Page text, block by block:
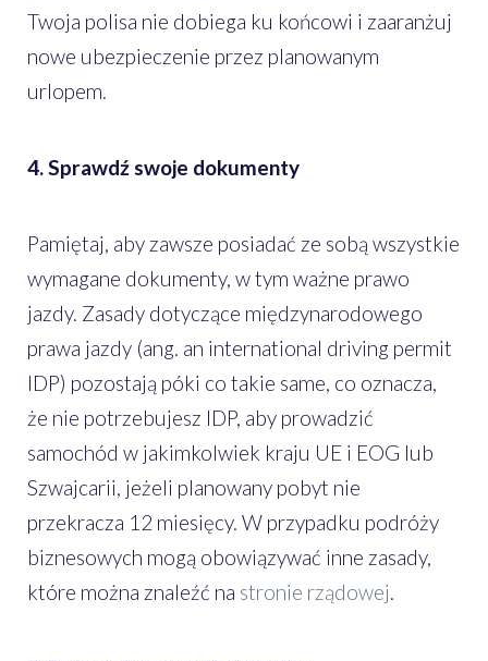
Twoja polisa nie dobiega ku końcowi i zaaranżuj
nowe ubezpieczenie przez planowanym
urlopem.
4. Sprawdź swoje dokumenty
Pamiętaj, aby zawsze posiadać ze sobą wszystkie
wymagane dokumenty, w tym ważne prawo
jazdy. Zasady dotyczące międzynarodowego
prawa jazdy (ang. an international driving permit
IDP) pozostają póki co takie same, co oznacza,
że nie potrzebujesz IDP, aby prowadzić
samochód w jakimkolwiek kraju UE i EOG lub
Szwajcarii, jeżeli planowany pobyt nie
przekracza 12 miesięcy. W przypadku podróży
biznesowych mogą obowiązywać inne zasady,
które można znaleźć na stronie rządowej